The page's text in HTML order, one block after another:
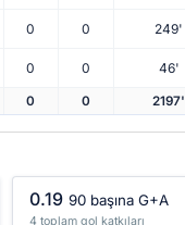
0 0 249'
0 0 46'
0 0 2197'
0.19 90 başına G+A
4 toplam gol katkıları